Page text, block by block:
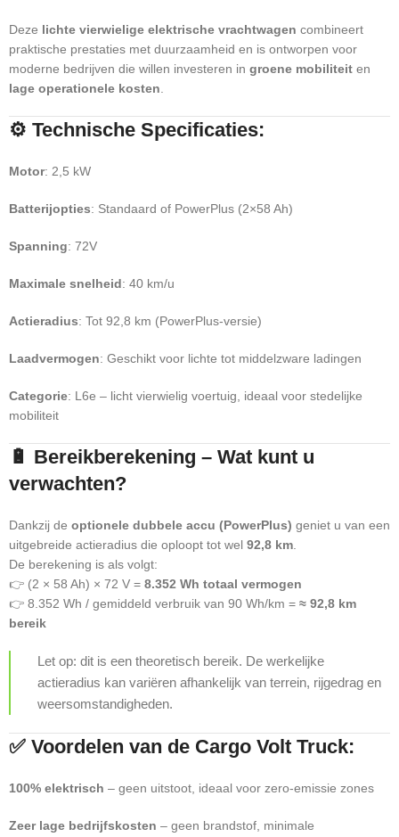
Deze lichte vierwielige elektrische vrachtwagen combineert
praktische prestaties met duurzaamheid en is ontworpen voor
moderne bedrijven die willen investeren in groene mobiliteit en
lage operationele kosten
⚙️ Technische Specificaties:
Motor: 2,5 kW
Batterijopties: Standaard of PowerPlus (2×58 Ah)
Spanning: 72V
Maximale snelheid: 40 km/u
Actieradius: Tot 92,8 km (PowerPlus-versie)
Laadvermogen: Geschikt voor lichte tot middelzware ladingen
Categorie: L6e – licht vierwielig voertuig, ideaal voor stedelijke
mobiliteit
🔋 Bereikberekening – Wat kunt u
verwachten?
Dankzij de optionele dubbele accu (PowerPlus) geniet u van een
uitgebreide actieradius die oploopt tot wel 92,8 km
De berekening is als volgt:
👉 (2 × 58 Ah) × 72 V = 8.352 Wh totaal vermogen
👉 8.352 Wh / gemiddeld verbruik van 90 Wh/km = ≈ 92,8 km
bereik
Let op: dit is een theoretisch bereik. De werkelijke
actieradius kan variëren afhankelijk van terrein, rijgedrag en
weersomstandigheden.
✅ Voordelen van de Cargo Volt Truck:
100% elektrisch – geen uitstoot, ideaal voor zero-emissie zones
Zeer lage bedrijfskosten – geen brandstof, minimale